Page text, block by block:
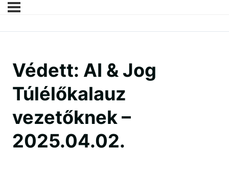
Védett: AI & Jog
Túlélőkalauz
vezetőknek –
2025.04.02.